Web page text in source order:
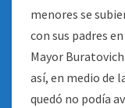
menores se
con sus padres
Mayor
así, en medio de
quedó no podía